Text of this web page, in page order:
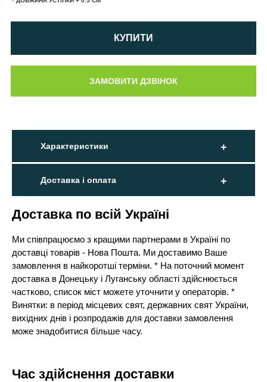
КУПИТИ
Характеристики
Доставка і оплата
Доставка по всій Україні
Ми співпрацюємо з кращими партнерами в Україні по
доставці товарів - Нова Пошта. Ми доставимо Ваше
замовлення в найкоротші терміни. * На поточний момент
доставка в Донецьку і Луганську області здійснюється
частково, список міст можете уточнити у операторів. *
Винятки: в період місцевих свят, державних свят України,
вихідних днів і розпродажів для доставки замовлення
може знадобитися більше часу.
Час здійснення доставки